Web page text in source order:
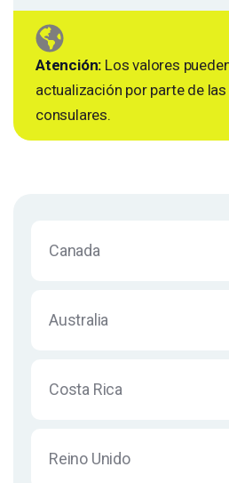
Canada
Australia
Costa Rica
Reino Unido
Atención: Los valores
actualización por parte de
consulares.